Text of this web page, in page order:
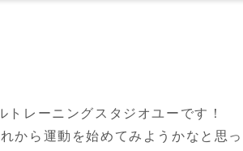
レーニングスタジオユーです！
から運動を始めてみようかなと思